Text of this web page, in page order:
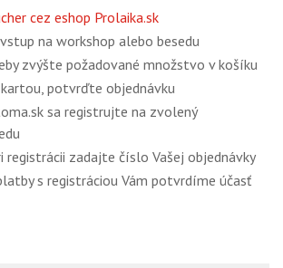
cez eshop Prolaika.sk
na workshop alebo besedu
zvýšte požadované množstvo v košíku
potvrďte objednávku
sa registrujte na zvolený
registrácii zadajte číslo Vašej objednávky
s registráciou Vám potvrdíme účasť